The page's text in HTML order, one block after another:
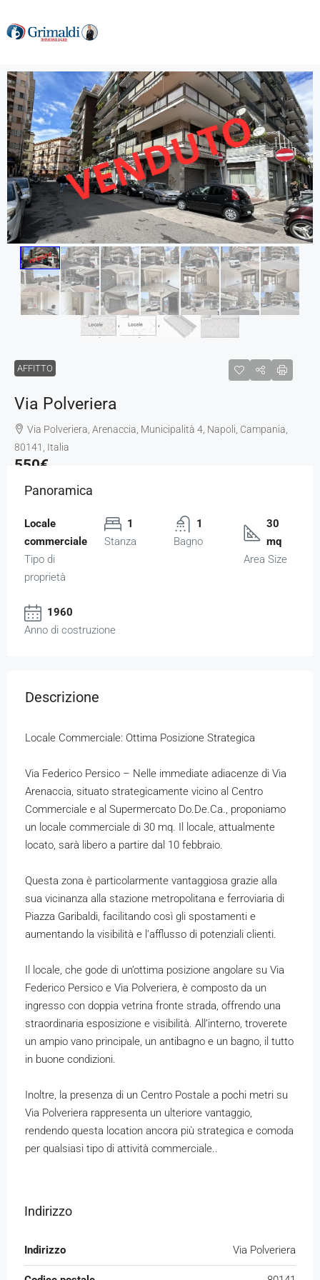
AFFITTO
Via Polveriera
Via Polveriera, Arenaccia, Municipalità 4, Napoli, Campania,
80141, Italia
550€
Panoramica
Locale
commerciale
Tipo di
proprietà
1
Stanza
1
Bagno
30
mq
Area Size
1960
Anno di costruzione
Descrizione
Locale Commerciale: Ottima Posizione Strategica
Via Federico Persico – Nelle immediate adiacenze di Via
Arenaccia, situato strategicamente vicino al Centro
Commerciale e al Supermercato Do.De.Ca., proponiamo
un locale commerciale di 30 mq. Il locale, attualmente
locato, sarà libero a partire dal 10 febbraio.
Questa zona è particolarmente vantaggiosa grazie alla
sua vicinanza alla stazione metropolitana e ferroviaria di
Piazza Garibaldi, facilitando così gli spostamenti e
aumentando la visibilità e l’afflusso di potenziali clienti.
Il locale, che gode di un’ottima posizione angolare su Via
Federico Persico e Via Polveriera, è composto da un
ingresso con doppia vetrina fronte strada, offrendo una
straordinaria esposizione e visibilità. All’interno, troverete
un ampio vano principale, un antibagno e un bagno, il tutto
in buone condizioni.
Inoltre, la presenza di un Centro Postale a pochi metri su
Via Polveriera rappresenta un ulteriore vantaggio,
rendendo questa location ancora più strategica e comoda
per qualsiasi tipo di attività commerciale..
Indirizzo
Indirizzo Via Polveriera